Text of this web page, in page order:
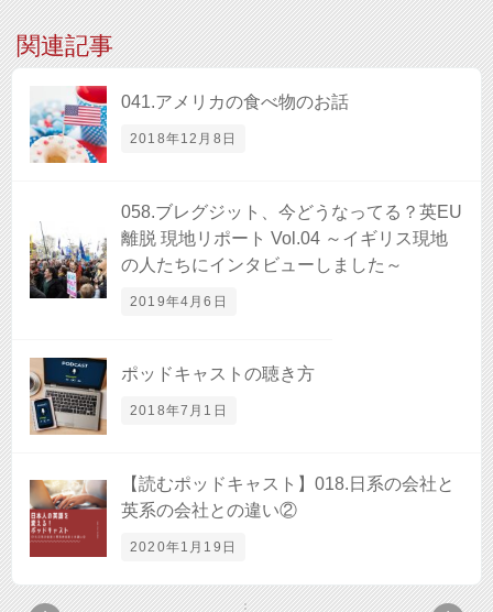
関連記事
041.アメリカの食べ物のお話
2018年12月8日
058.ブレグジット、今どうなってる？英EU
離脱 現地リポート Vol.04 ～イギリス現地
の人たちにインタビューしました～
2019年4月6日
ポッドキャストの聴き方
2018年7月1日
【読むポッドキャスト】018.日系の会社と
英系の会社との違い②
2020年1月19日